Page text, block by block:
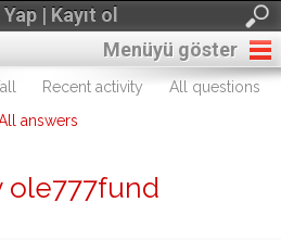
| Kayıt ol
Menüyü göster
Recent activity
All questions
answers
ole777fund